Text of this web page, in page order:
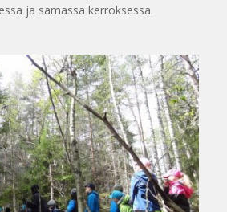
ja samassa kerroksessa.